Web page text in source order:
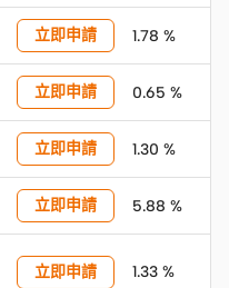
立即申請 1.78 %
立即申請 0.65 %
立即申請 1.30 %
立即申請 5.88 %
立即申請 1.33 %